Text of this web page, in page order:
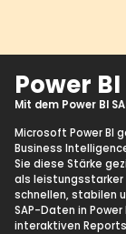
Power
Mit dem Power BI
Microsoft Power BI
Business
Sie diese Stärke
als leistungsstarker
schnellen, stabilen
SAP-Daten in
interaktiven